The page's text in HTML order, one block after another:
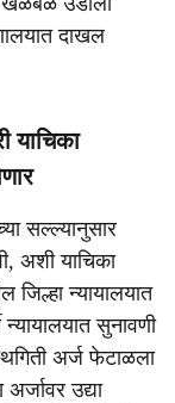
दाखल
याचिका
सल्ल्यानुसार
अशी याचिका
जिल्हा न्यायालयात
सुनावणी
अर्ज फेटाळला
उद्या